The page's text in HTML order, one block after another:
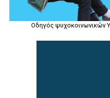
Οδηγός ψυχοκοινωνικών